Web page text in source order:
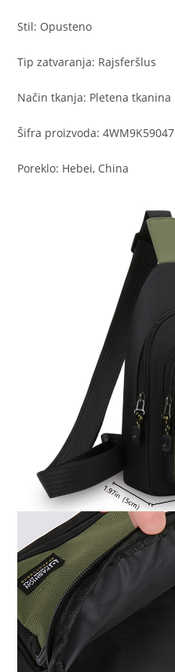
Stil: Opusteno
Tip zatvaranja: Rajsferšlus
Način tkanja: Pletena tkanina
Šifra proizvoda: 4WM9K59047
Poreklo: Hebei, China